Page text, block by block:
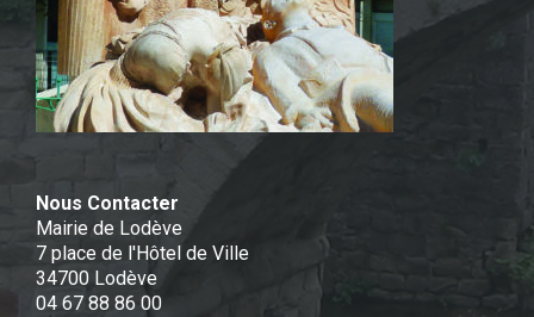
Nous Contacter
Mairie de Lodève
7 place de l'Hôtel de Ville
34700 Lodève
04 67 88 86 00